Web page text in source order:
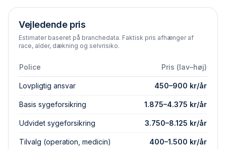
Vejledende pris
Estimater baseret på branchedata. Faktisk pris afhænger af
race, alder, dækning og selvrisiko.
Police Pris (lav–høj)
Lovpligtig ansvar 450–900 kr/år
Basis syge­forsikring 1.875–4.375 kr/år
Udvidet syge­forsikring 3.750–8.125 kr/år
Tilvalg (operation, medicin) 400–1.500 kr/år